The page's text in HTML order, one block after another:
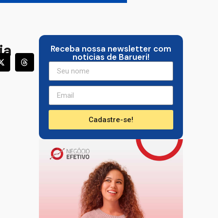
Receba nossa newsletter com
noticias de Barueri!
Cadastre-se!